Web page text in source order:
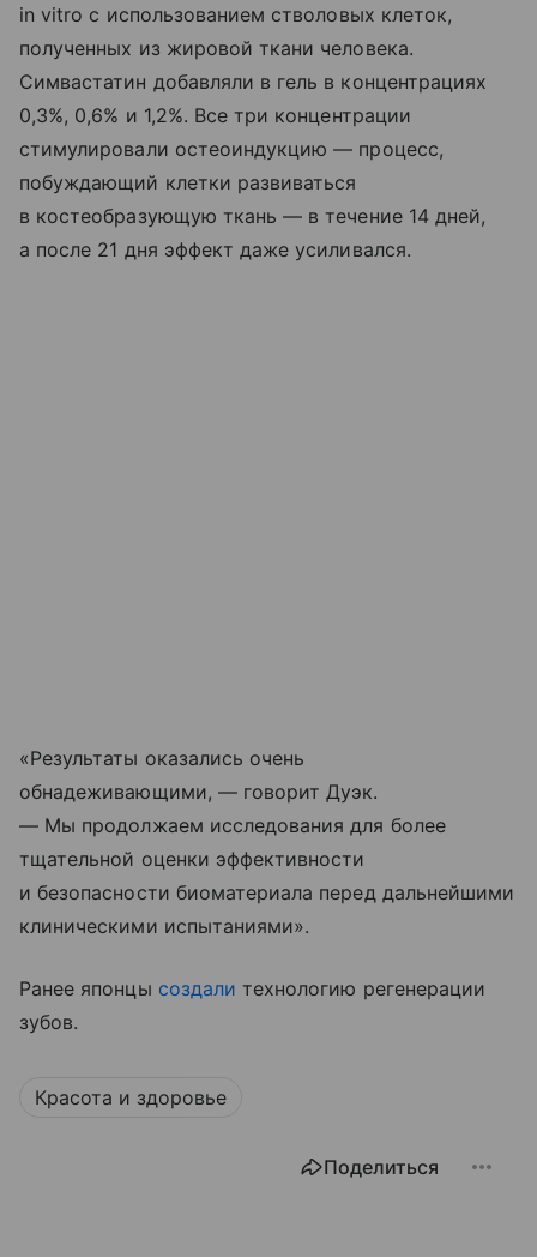
in vitro с использованием стволовых клеток,
полученных из жировой ткани человека.
Симвастатин добавляли в гель в концентрациях
0,3%, 0,6% и 1,2%. Все три концентрации
стимулировали остеоиндукцию — процесс,
побуждающий клетки развиваться
в костеобразующую ткань — в течение 14 дней,
а после 21 дня эффект даже усиливался.
«Результаты оказались очень
обнадеживающими, — говорит Дуэк.
— Мы продолжаем исследования для более
тщательной оценки эффективности
и безопасности биоматериала перед дальнейшими
клиническими испытаниями».
Ранее японцы создали технологию регенерации
зубов.
Красота и здоровье
Поделиться